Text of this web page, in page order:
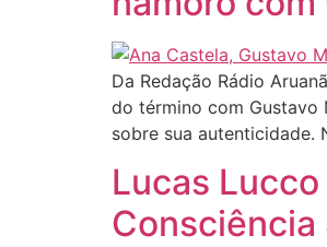
Da Redação Rádio
do término com Gustavo
sobre sua
Lucas
Consciência